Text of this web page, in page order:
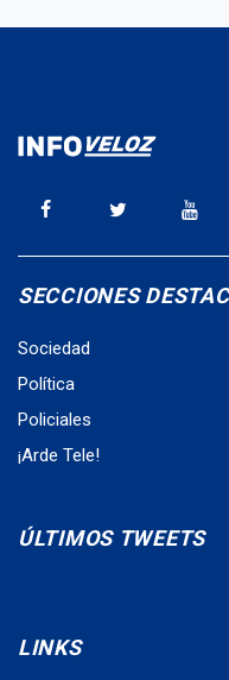
SECCIONES
Sociedad
Política
Policiales
¡Arde Tele!
ÚLTIMOS TWEETS
LINKS